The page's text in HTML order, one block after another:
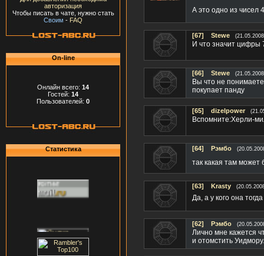
авторизация
Чтобы писать в чате, нужно стать
Своим - FAQ
On-line
Онлайн всего: 14
Гостей: 14
Пользователей: 0
Статистика
А это одно из чисел
[67] Stewe
И что значит цифры
[66] Stewe
Вы что не
покупает панду
[65] dizelpower
Вспомните:Херли-
[64] Рэмбо
так какая там может
[63] Krasty
Да, а у кого она
[62] Рэмбо
Лично мне кажется
и отомстить